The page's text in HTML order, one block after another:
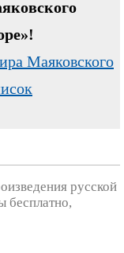
Маяковского
русской
бесплатно,